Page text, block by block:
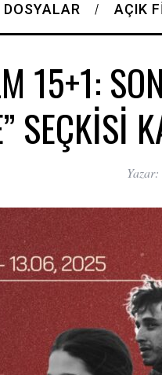
DOSYALAR AÇIK
15+1:
SEÇKİSİ
Yazar: